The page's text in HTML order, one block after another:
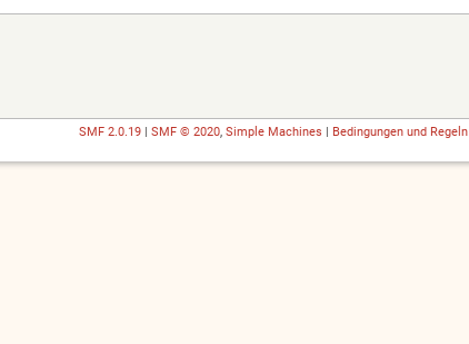
SMF 2.0.19| SMF © 2020, Simple Machines | Bedingungen und Regeln